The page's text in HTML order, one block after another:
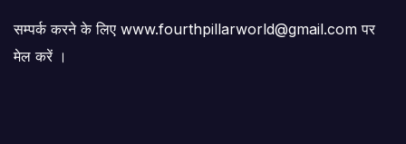
सम्पर्क करने के लिए www.fourthpillarworld@gmail.com पर
मेल करें ।